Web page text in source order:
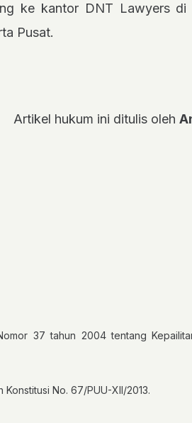
ke kantor DNT Lawyers
Pusat.
Artikel hukum ini ditulis oleh
37 tahun 2004 tentang
Konstitusi No. 67/PUU-XII/2013.